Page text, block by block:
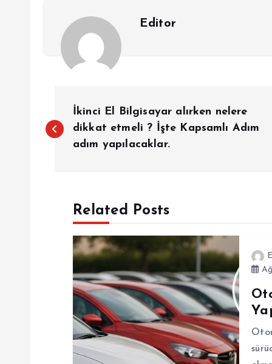
Editor
a
İkinci El Bilgisayar alırken nelere
dikkat etmeli ? İşte Kapsamlı Adım
adım yapılacaklar.
Related Posts